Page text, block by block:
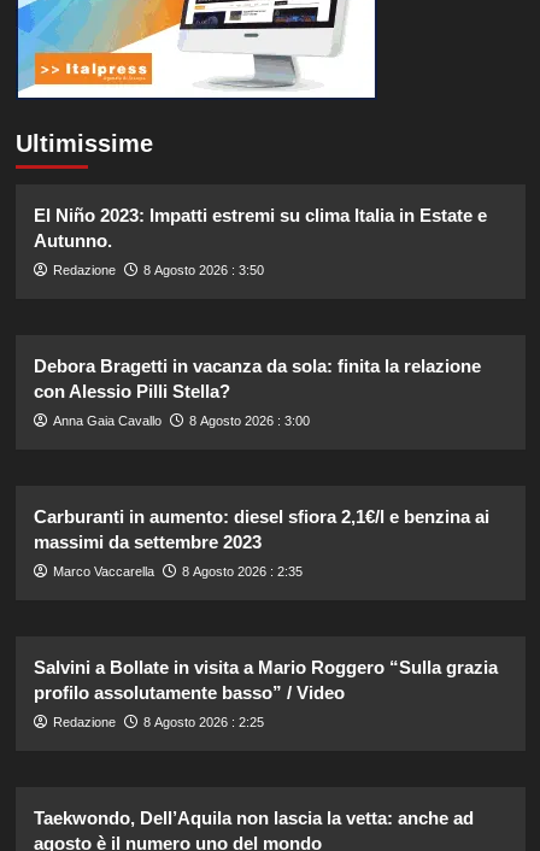
Ultimissime
El Niño 2023: Impatti estremi su clima Italia in Estate e
Autunno.
Redazione 8 Agosto 2026 : 3:50
Debora Bragetti in vacanza da sola: finita la relazione
con Alessio Pilli Stella?
Anna Gaia Cavallo 8 Agosto 2026 : 3:00
Carburanti in aumento: diesel sfiora 2,1€/l e benzina ai
massimi da settembre 2023
Marco Vaccarella 8 Agosto 2026 : 2:35
Salvini a Bollate in visita a Mario Roggero “Sulla grazia
profilo assolutamente basso” / Video
Redazione 8 Agosto 2026 : 2:25
Taekwondo, Dell’Aquila non lascia la vetta: anche ad
agosto è il numero uno del mondo